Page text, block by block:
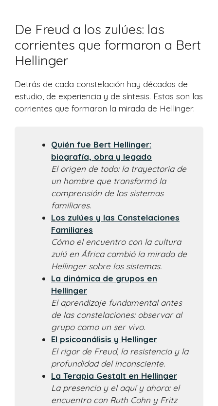
De Freud a los zulúes: las
corrientes que formaron a Bert
Hellinger
Detrás de cada constelación hay décadas de
estudio, de experiencia y de síntesis. Estas son las
corrientes que formaron la mirada de Hellinger:
Quién fue Bert Hellinger:
biografía, obra y legado
El origen de todo: la trayectoria de
un hombre que transformó la
comprensión de los sistemas
familiares.
Los zulúes y las Constelaciones
Familiares
Cómo el encuentro con la cultura
zulú en África cambió la mirada de
Hellinger sobre los sistemas.
La dinámica de grupos en
Hellinger
El aprendizaje fundamental antes
de las constelaciones: observar al
grupo como un ser vivo.
El psicoanálisis y Hellinger
El rigor de Freud, la resistencia y la
profundidad del inconsciente.
La Terapia Gestalt en Hellinger
La presencia y el aquí y ahora: el
encuentro con Ruth Cohn y Fritz